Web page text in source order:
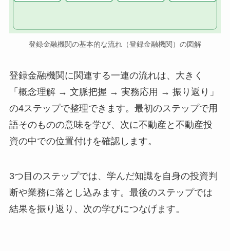
登録金融機関の基本的な流れ（登録金融機関）の図解
登録金融機関に関連する一連の流れは、大きく
「概念理解 → 文脈把握 → 実務応用 → 振り返り」
の4ステップで整理できます。最初のステップで用
語そのものの意味を学び、次に不動産と不動産投
資の中での位置付けを確認します。
3つ目のステップでは、学んだ知識を自身の投資判
断や業務に落とし込みます。最後のステップでは
結果を振り返り、次の学びにつなげます。